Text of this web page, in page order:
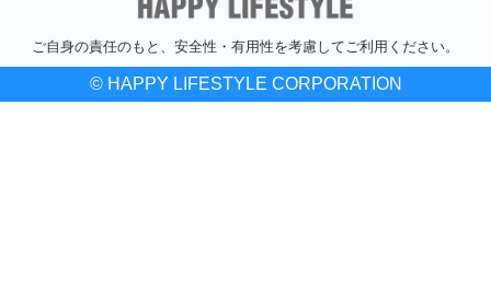
ご自身の責任のもと、安全性・有用性を考慮してご利用ください。
© HAPPY LIFESTYLE CORPORATION